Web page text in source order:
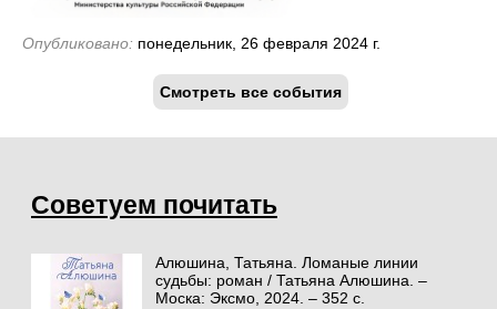
Опубликовано: понедельник, 26 февраля 2024 г.
Смотреть все события
Советуем почитать
Алюшина, Татьяна. Ломаные линии
судьбы: роман / Татьяна Алюшина. –
Моска: Эксмо, 2024. – 352 с.